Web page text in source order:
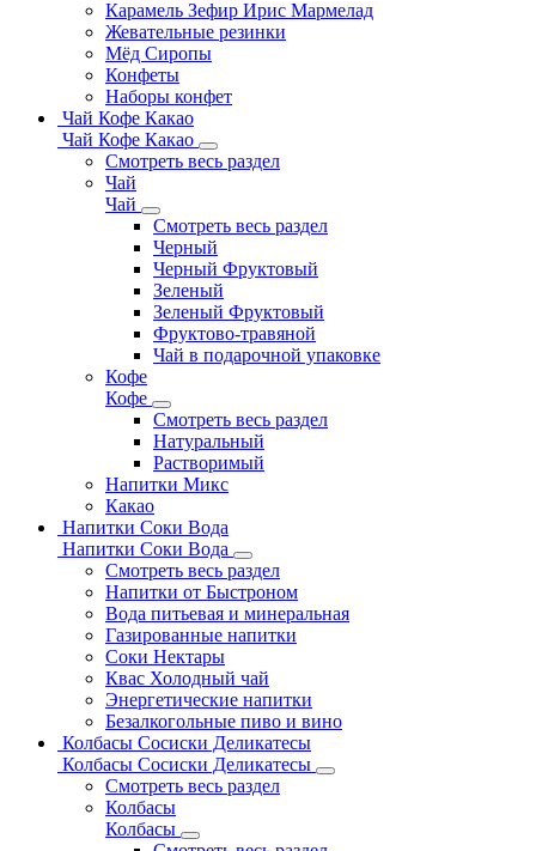
Карамель Зефир Ирис Мармелад
Жевательные резинки
Мёд Сиропы
Конфеты
Наборы конфет
Чай Кофе Какао
Чай Кофе Какао
Смотреть весь раздел
Чай
Чай
Смотреть весь раздел
Черный
Черный Фруктовый
Зеленый
Зеленый Фруктовый
Фруктово-травяной
Чай в подарочной упаковке
Кофе
Кофе
Смотреть весь раздел
Натуральный
Растворимый
Напитки Микс
Какао
Напитки Соки Вода
Напитки Соки Вода
Смотреть весь раздел
Напитки от Быстроном
Вода питьевая и минеральная
Газированные напитки
Соки Нектары
Квас Холодный чай
Энергетические напитки
Безалкогольные пиво и вино
Колбасы Сосиски Деликатесы
Колбасы Сосиски Деликатесы
Смотреть весь раздел
Колбасы
Колбасы